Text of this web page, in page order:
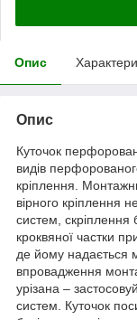
Опис
Опис
Куточок
видів
кріплення.
вірного кріплення
систем, скріплення
кроквяної частки
де йому надається
впровадження
урізана –
систем. Куточок